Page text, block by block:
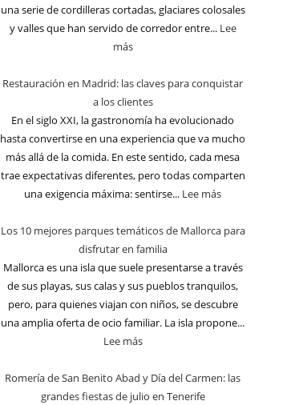
una serie de cordilleras cortadas, glaciares colosales
y valles que han servido de corredor entre... Lee
más
Restauración en Madrid: las claves para conquistar
a los clientes
En el siglo XXI, la gastronomía ha evolucionado
hasta convertirse en una experiencia que va mucho
más allá de la comida. En este sentido, cada mesa
trae expectativas diferentes, pero todas comparten
una exigencia máxima: sentirse... Lee más
Los 10 mejores parques temáticos de Mallorca para
disfrutar en familia
Mallorca es una isla que suele presentarse a través
de sus playas, sus calas y sus pueblos tranquilos,
pero, para quienes viajan con niños, se descubre
una amplia oferta de ocio familiar. La isla propone...
Lee más
Romería de San Benito Abad y Día del Carmen: las
grandes fiestas de julio en Tenerife